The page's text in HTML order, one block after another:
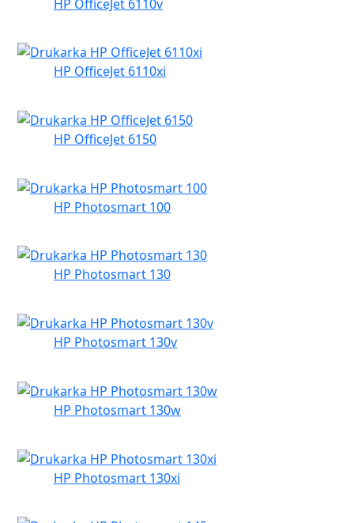
HP OfficeJet 6110v
HP OfficeJet 6110xi
HP OfficeJet 6150
HP Photosmart 100
HP Photosmart 130
HP Photosmart 130v
HP Photosmart 130w
HP Photosmart 130xi